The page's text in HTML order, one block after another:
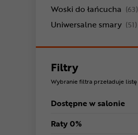
Woski do łańcucha (63)
Uniwersalne smary (51)
Filtry
Wybranie filtra przeładuje listę
Dostępne w salonie
Raty 0%